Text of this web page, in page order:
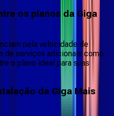
os planos da Giga
pela velocidade de
de serviços adicionais como
o plano ideal para suas
da Giga Mais